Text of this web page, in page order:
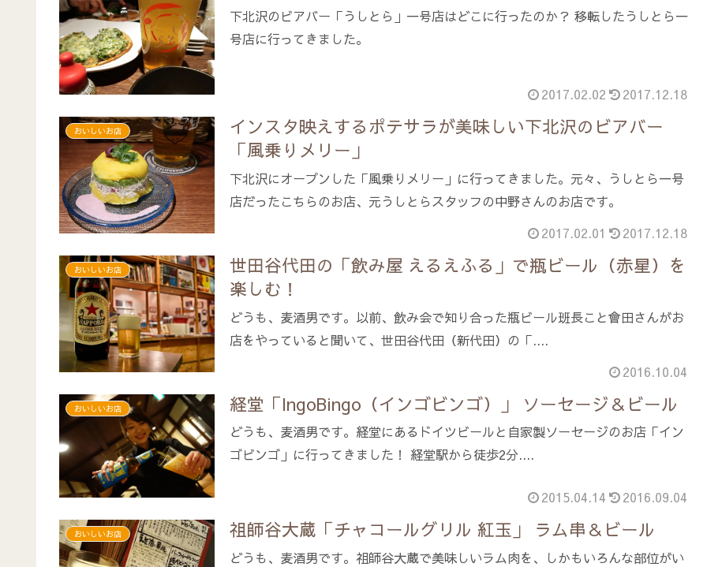
下北沢のビアバー「うしとら」一号店はどこに行ったのか？ 移転したうしとら一
号店に行ってきました。
2017.02.02 2017.12.18
おいしいお店
インスタ映えするポテサラが美味しい下北沢のビアバー
「風乗りメリー」
下北沢にオープンした「風乗りメリー」に行ってきました。元々、うしとら一号
店だったこちらのお店、元うしとらスタッフの中野さんのお店です。
2017.02.01
2017.12.18
おいしいお店
世田谷代田の「飲み屋 えるえふる」で瓶ビール（赤星）を
楽しむ！
どうも、麦酒男です。以前、飲み会で知り合った瓶ビール班長こと會田さんがお
店をやっていると聞いて、世田谷代田（新代田）の「....
2016.10.04
おいしいお店 経堂「IngoBingo（インゴビンゴ）」 ソーセージ＆ビール
どうも、麦酒男です。経堂にあるドイツビールと自家製ソーセージのお店「イン
ゴビンゴ」に行ってきました！ 経堂駅から徒歩2分....
2015.04.14 2016.09.04
おいしいお店 祖師谷大蔵「チャコールグリル 紅玉」 ラム串＆ビール
どうも、麦酒男です。祖師谷大蔵で美味しいラム肉を、しかもいろんな部位がい